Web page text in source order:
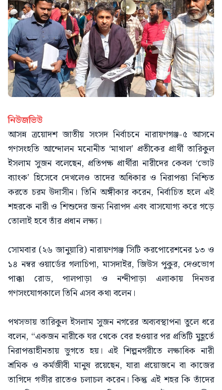
নিউজভিউ
আসন্ন ত্রয়োদশ জাতীয় সংসদ নির্বাচনে নারায়ণগঞ্জ-৫ আসনে
গণসংহতি আন্দোলন মনোনীত ‘মাথাল’ প্রতীকের প্রার্থী তারিকুল
ইসলাম সুজন বলেছেন, প্রতিপক্ষ প্রার্থীরা নারীদের কেবল ‘ভোট
ব্যাংক’ হিসেবে দেখলেও তাদের অধিকার ও নিরাপত্তা নিশ্চিত
করতে চরম উদাসীন। তিনি অঙ্গীকার করেন, নির্বাচিত হলে এই
শহরকে নারী ও শিশুদের জন্য নিরাপদ এবং বাসযোগ্য করে গড়ে
তোলাই হবে তাঁর প্রধান লক্ষ্য।
সোমবার (২৬ জানুয়ারি) নারায়ণগঞ্জ সিটি করপোরেশনের ১৩ ও
১৪ নম্বর ওয়ার্ডের গলাচিপা, মাসদাইর, জিউস পুকুর, দেওভোগ
পাক্কা রোড, পালপাড়া ও নন্দীপাড়া এলাকায় দিনভর
গণসংযোগকালে তিনি এসব কথা বলেন।
পথসভায় তারিকুল ইসলাম সুজন নগরের অব্যবস্থাপনা তুলে ধরে
বলেন, “একজন নারীকে ঘর থেকে বের হওয়ার পর প্রতিটি মুহূর্তে
নিরাপত্তাহীনতায় ভুগতে হয়। এই শিল্পনগরীতে লক্ষাধিক নারী
শ্রমিক ও কর্মজীবী মানুষ রয়েছেন, যারা প্রয়োজনে বা কাজের
তাগিদে গভীর রাতেও চলাচল করেন। কিন্তু এই শহর কি তাঁদের